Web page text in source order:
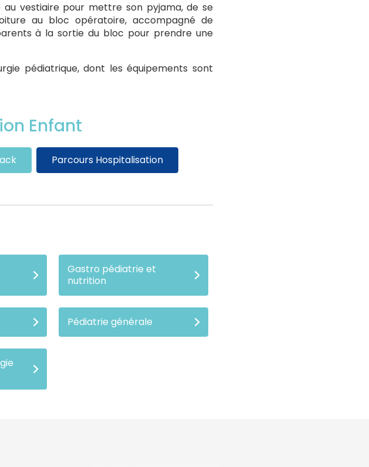
vestiaire pour mettre son pyjama, de se
au bloc opératoire, accompagné de
à la sortie du bloc pour prendre une
pédiatrique, dont les équipements sont
Enfant
Parcours Hospitalisation
Gastro pédiatrie et
nutrition
Pédiatrie générale